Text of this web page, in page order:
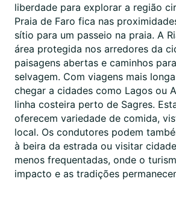
liberdade para explorar a região
Praia de Faro fica nas
sítio para um passeio na praia. A
área protegida nos arredores da
paisagens abertas e caminhos
selvagem. Com viagens mais
chegar a cidades como Lagos ou
linha costeira perto de Sagres.
oferecem variedade de comida,
local. Os condutores podem
à beira da estrada ou visitar
menos frequentadas, onde o
impacto e as tradições